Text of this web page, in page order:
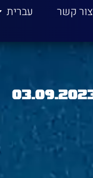
צור קשר עברית